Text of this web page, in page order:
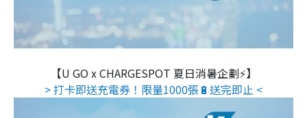
【U GO x CHARGESPOT 夏日消暑企劃⚡】
> 打卡即送充電券！限量1000張🔋送完即止 <